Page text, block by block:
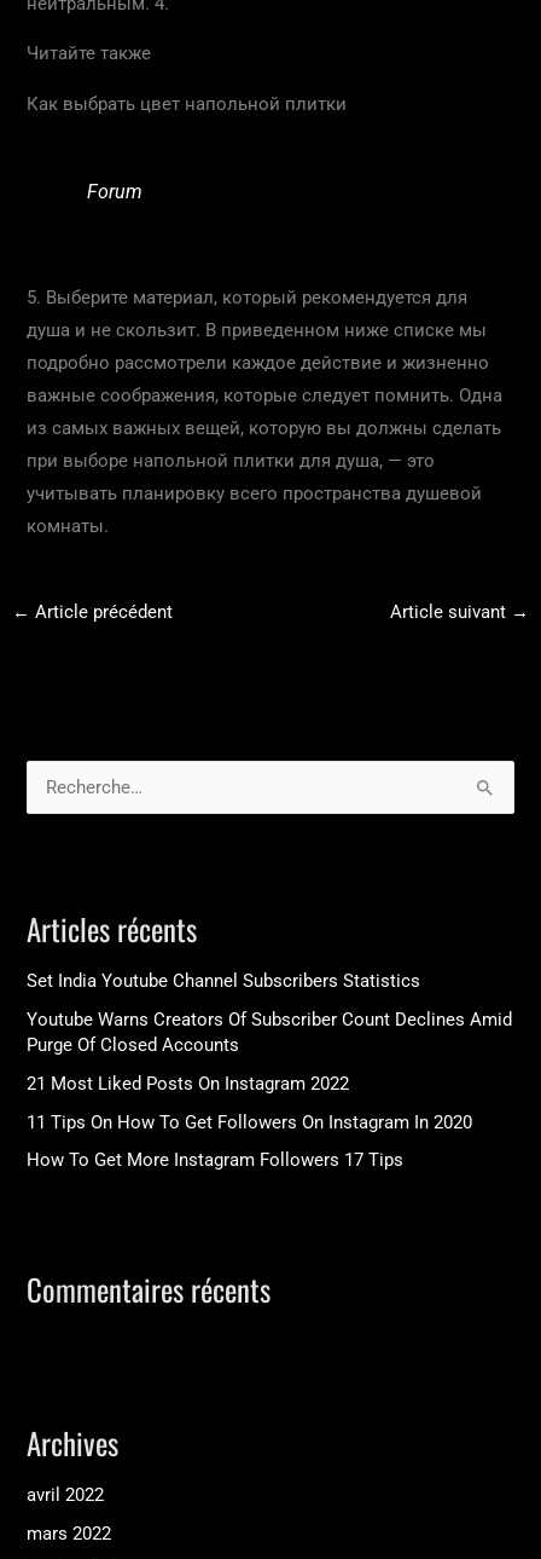
Читайте также
Как выбрать цвет напольной плитки
Forum
5. Выберите материал, который рекомендуется для
душа и не скользит. В приведенном ниже списке мы
подробно рассмотрели каждое действие и жизненно
важные соображения, которые следует помнить. Одна
из самых важных вещей, которую вы должны сделать
при выборе напольной плитки для душа, — это
учитывать планировку всего пространства душевой
комнаты.
← Article précédent Article suivant →
e
h
e
Articles récents
Set India Youtube Channel Subscribers Statistics
Youtube Warns Creators Of Subscriber Count Declines Amid
Purge Of Closed Accounts
21 Most Liked Posts On Instagram 2022
11 Tips On How To Get Followers On Instagram In 2020
How To Get More Instagram Followers 17 Tips
Commentaires récents
Archives
avril 2022
mars 2022